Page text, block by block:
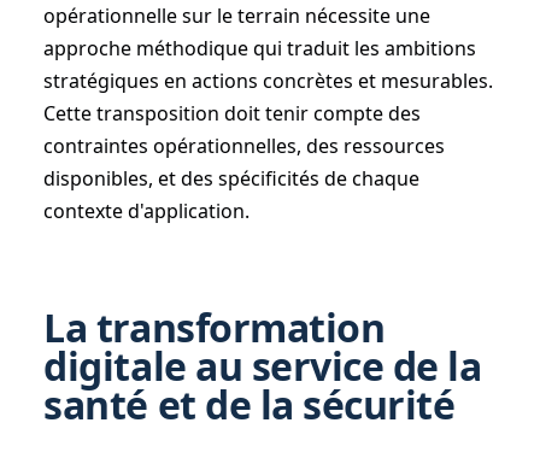
opérationnelle sur le terrain nécessite une
approche méthodique qui traduit les ambitions
stratégiques en actions concrètes et mesurables.
Cette transposition doit tenir compte des
contraintes opérationnelles, des ressources
disponibles, et des spécificités de chaque
contexte d'application.
La transformation
digitale au service de la
santé et de la sécurité